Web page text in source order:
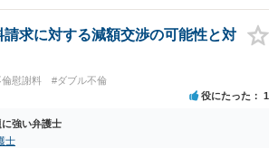
ので、あまり慰謝料は高額にならないように思
りの弁護士に相談してみてください。
請求に対する減額交渉の可能性と対
倫慰謝料 #ダブル不倫
役にたった 1
強い弁護士
士